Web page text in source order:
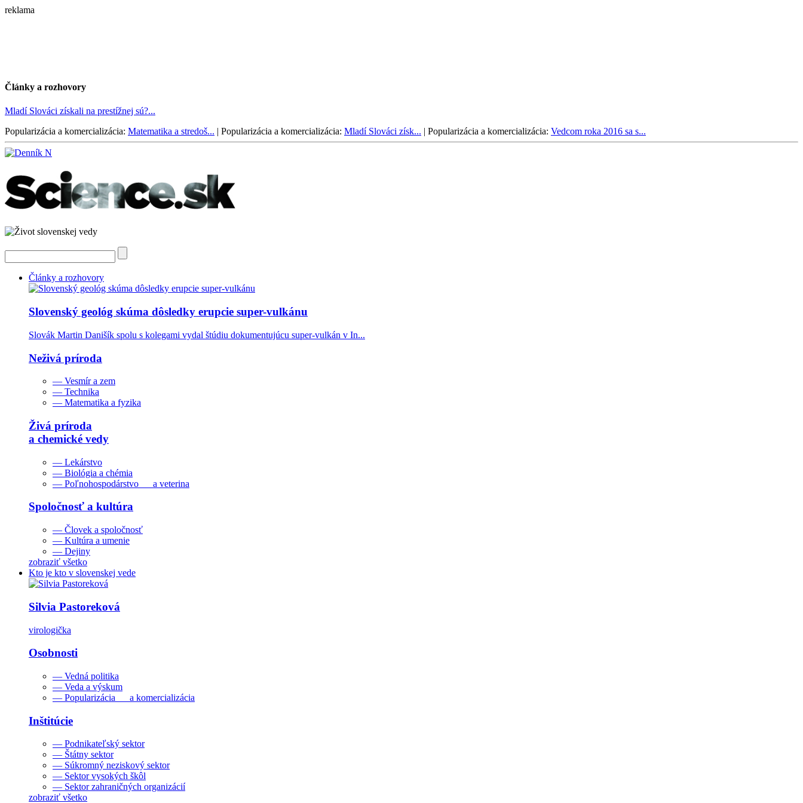
reklama
Články a rozhovory
Mladí Slováci získali na prestížnej sú?...
Popularizácia a komercializácia: Matematika a stredoš... | Popularizácia a komercializácia: Mladí Slováci získ... | Popularizácia a komercializácia: Vedcom roka 2016 sa s...
Články a rozhovory
Slovenský geológ skúma dôsledky erupcie super-vulkánu
Slovák Martin Danišík spolu s kolegami vydal štúdiu dokumentujúcu super-vulkán v In...
Neživá príroda
— Vesmír a zem
— Technika
— Matematika a fyzika
Živá príroda
a chemické vedy
— Lekárstvo
— Biológia a chémia
— Poľnohospodárstvo a veterina
Spoločnosť a kultúra
— Človek a spoločnosť
— Kultúra a umenie
— Dejiny
zobraziť všetko
Kto je kto v slovenskej vede
Silvia Pastoreková
virologička
Osobnosti
— Vedná politika
— Veda a výskum
— Popularizácia a komercializácia
Inštitúcie
— Podnikateľský sektor
— Štátny sektor
— Súkromný neziskový sektor
— Sektor vysokých škôl
— Sektor zahraničných organizácií
zobraziť všetko